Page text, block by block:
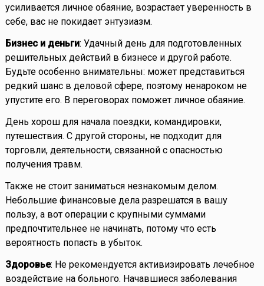
усиливается личное обаяние, возрастает уверенность в
себе, вас не покидает энтузиазм.
Бизнес и деньги: Удачный день для подготовленных
решительных действий в бизнесе и другой работе.
Будьте особенно внимательны: может представиться
редкий шанс в деловой сфере, поэтому ненароком не
упустите его. В переговорах поможет личное обаяние.
День хорош для начала поездки, командировки,
путешествия. С другой стороны, не подходит для
торговли, деятельности, связанной с опасностью
получения травм.
Также не стоит заниматься незнакомым делом.
Небольшие финансовые дела разрешатся в вашу
пользу, а вот операции с крупными суммами
предпочтительнее не начинать, потому что есть
вероятность попасть в убыток.
Здоровье: Не рекомендуется активизировать лечебное
воздействие на больного. Начавшиеся заболевания